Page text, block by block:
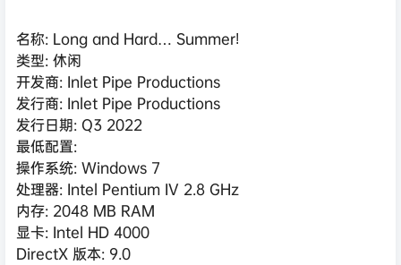
名称: Long and Hard… Summer!
类型: 休闲
开发商: Inlet Pipe Productions
发行商: Inlet Pipe Productions
发行日期: Q3 2022
最低配置:
操作系统: Windows 7
处理器: Intel Pentium IV 2.8 GHz
内存: 2048 MB RAM
显卡: Intel HD 4000
DirectX 版本: 9.0